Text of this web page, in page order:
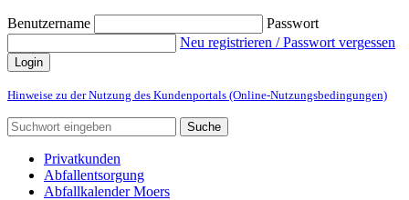
Benutzername
Passwort
Neu registrieren / Passwort vergessen
Login
Hinweise zu der Nutzung des Kundenportals (Online-Nutzungsbedingungen)
Suche
Privatkunden
Abfallentsorgung
Abfallkalender Moers